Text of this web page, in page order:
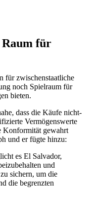
Raum für
für zwischenstaatliche
noch Spielraum für
bieten.
dass die Käufe nicht-
Vermögenswerte
Konformität gewahrt
und er fügte hinzu:
es El Salvador,
und
sichern, um die
die begrenzten